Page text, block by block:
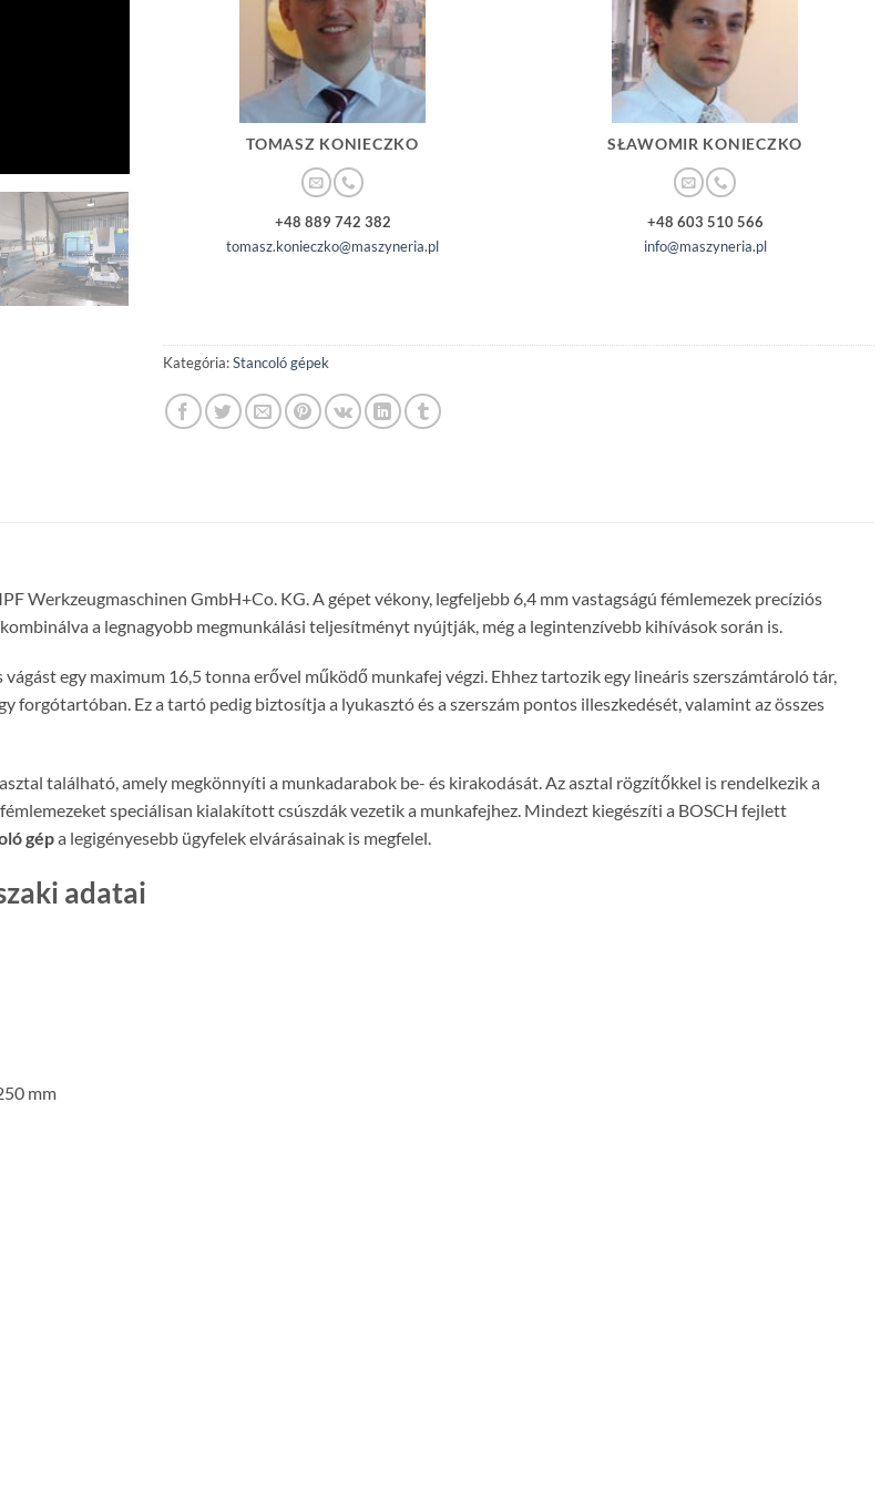
TOMASZ KONIECZKO
+48 889 742 382
tomasz.konieczko@maszyneria.pl
SŁAWOMIR KONIECZKO
+48 603 510 566
info@maszyneria.pl
Kategória:Stancoló gépek
Werkzeugmaschinen GmbH+Co. KG. A gépet vékony, legfeljebb 6,4 mm vastagságú fémlemezek precíziós
a legnagyobb megmunkálási teljesítményt nyújtják, még a legintenzívebb kihívások során is.
egy maximum 16,5 tonna erővel működő munkafej végzi. Ehhez tartozik egy lineáris szerszámtároló tár,
Ez a tartó pedig biztosítja a lyukasztó és a szerszám pontos illeszkedését, valamint az összes
található, amely megkönnyíti a munkadarabok be- és kirakodását. Az asztal rögzítőkkel is rendelkezik a
speciálisan kialakított csúszdák vezetik a munkafejhez. Mindezt kiegészíti a BOSCH fejlett
gépa legigényesebb ügyfelek elvárásainak is megfelel.
adatai
mm